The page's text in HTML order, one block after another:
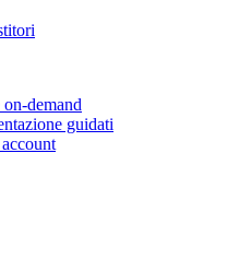
demand
guidati